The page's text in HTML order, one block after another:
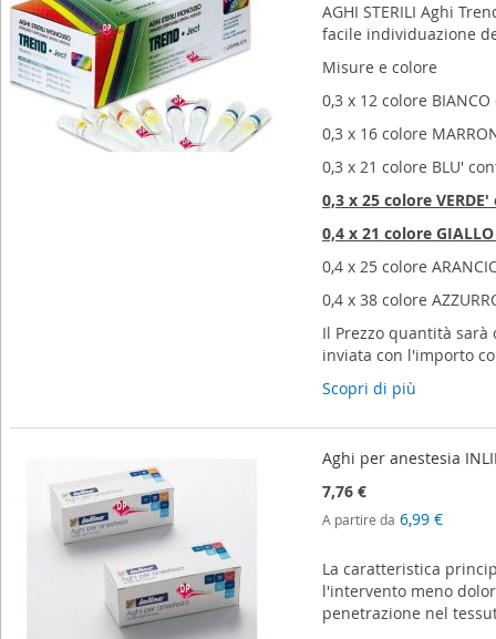
AGHI STERILI Aghi
facile individuazione
Misure e colore
0,3 x 12 colore
0,3 x 16 colore
0,3 x 21 colore BLU'
0,3 x 25 colore
0,4 x 21 colore
0,4 x 25 colore
0,4 x 38 colore
Il Prezzo quantità
inviata con l'importo
Scopri di più
Aghi per anestesia
7,76 €
A partire da 6,99 €
La caratteristica
l'intervento meno
penetrazione nel